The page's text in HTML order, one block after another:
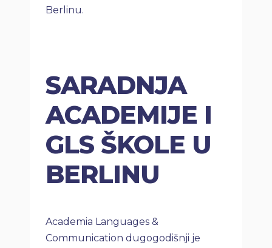
Berlinu.
SARADNJA
ACADEMIJE I
GLS ŠKOLE U
BERLINU
Academia Languages &
Communication dugogodišnji je